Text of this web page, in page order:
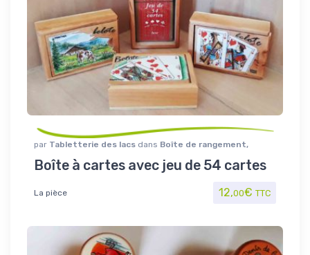
par Tabletterie des lacs dans Boîte de rangement,
Jouet/Jeux
Boîte à cartes avec jeu de 54 cartes
La pièce 12,00€ TTC